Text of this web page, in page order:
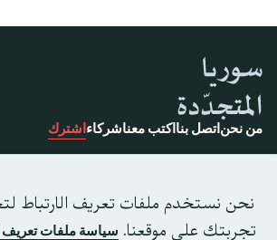
من نحن اتصل بنا اكتب معناشركاء اشترك
نحن نستخدم ملفات تعريف الارتباط
تجربتك على موقعنا. سياسة ملفات تعريف